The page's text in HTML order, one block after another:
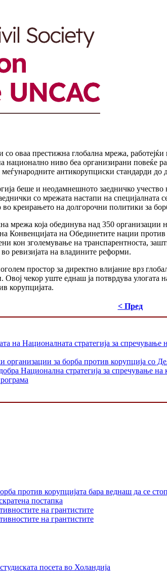
оваа престижна глобална мрежа,
национално ниво беа организирани
антикорупциски стандарди до
беше и неодамнешното заедничко
со мрежата настапи на специјалната
во креирањето на долгорочни политики за
мрежа која обединува над 350
Конвенцијата на Обединетите нации
кон зголемување на транспарентноста,
ревизијата на владините реформи.
простор за директно влијание врз
Овој чекор уште еднаш ја потврдува
корупцијата.
< Пред
на Националната стратегија за
организации за борба против корупција со
Национална стратегија за спречување на
против корупцијата бара веднаш да се
постапка
на грантистите
на грантистите
посета во Холандија